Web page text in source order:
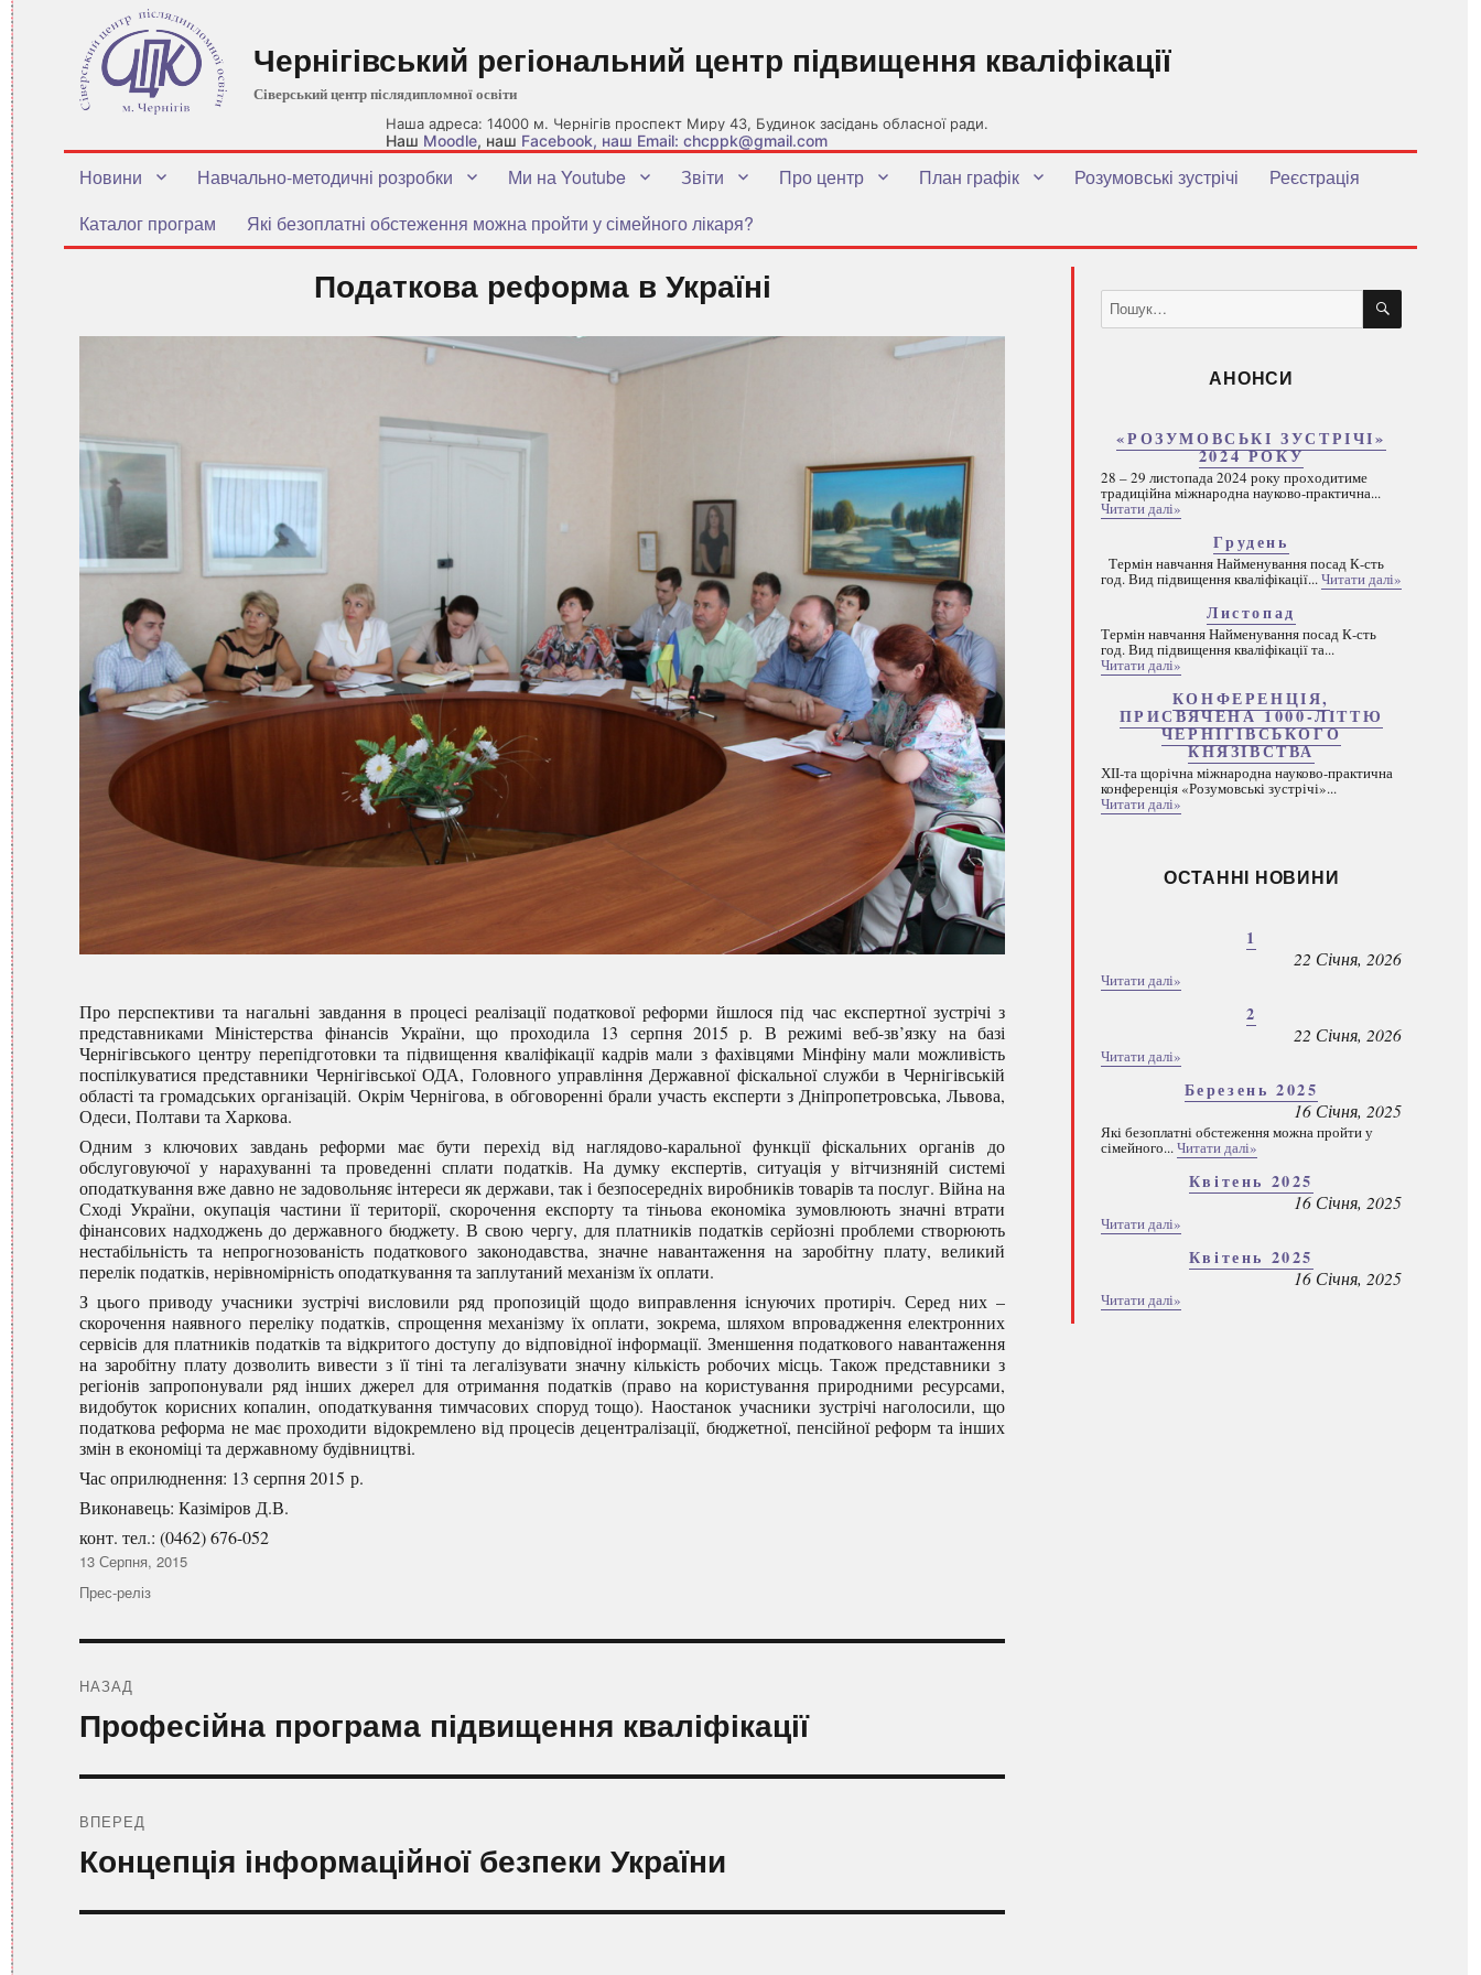
Наша адреса: 14000 м. Чернігів проспект Миру 43, Будинок засідань обласної ради.
Наш Moodle, наш Facebook, наш Email: chcppk@gmail.com
Чернігівський регіональний центр підвищення кваліфікації
Сіверський центр післядипломної освіти
Новини Навчально-методичні розробки Ми на Youtube Звіти Про центр План графік Розумовські зустрічі
Реєстрація
Каталог програм
Які безоплатні обстеження можна пройти у сімейного лікаря?
Податкова реформа в Україні
Про перспективи та нагальні завдання в процесі реалізації податкової реформи йшлося під час експертної зустрічі з
представниками Міністерства фінансів України, що проходила 13 серпня 2015 р. В режимі веб-зв’язку на базі
Чернігівського центру перепідготовки та підвищення кваліфікації кадрів мали з фахівцями Мінфіну мали можливість
поспілкуватися представники Чернігівської ОДА, Головного управління Державної фіскальної служби в Чернігівській
області та громадських організацій. Окрім Чернігова, в обговоренні брали участь експерти з Дніпропетровська, Львова,
Одеси, Полтави та Харкова.
Одним з ключових завдань реформи має бути перехід від наглядово-каральної функції фіскальних органів до
обслуговуючої у нарахуванні та проведенні сплати податків. На думку експертів, ситуація у вітчизняній системі
оподаткування вже давно не задовольняє інтереси як держави, так і безпосередніх виробників товарів та послуг. Війна на
Сході України, окупація частини її території, скорочення експорту та тіньова економіка зумовлюють значні втрати
фінансових надходжень до державного бюджету. В свою чергу, для платників податків серйозні проблеми створюють
нестабільність та непрогнозованість податкового законодавства, значне навантаження на заробітну плату, великий
перелік податків, нерівномірність оподаткування та заплутаний механізм їх оплати.
З цього приводу учасники зустрічі висловили ряд пропозицій щодо виправлення існуючих протиріч. Серед них –
скорочення наявного переліку податків, спрощення механізму їх оплати, зокрема, шляхом впровадження електронних
сервісів для платників податків та відкритого доступу до відповідної інформації. Зменшення податкового навантаження
на заробітну плату дозволить вивести з її тіні та легалізувати значну кількість робочих місць. Також представники з
регіонів запропонували ряд інших джерел для отримання податків (право на користування природними ресурсами,
видобуток корисних копалин, оподаткування тимчасових споруд тощо). Наостанок учасники зустрічі наголосили, що
податкова реформа не має проходити відокремлено від процесів децентралізації, бюджетної, пенсійної реформ та інших
змін в економіці та державному будівництві.
Час оприлюднення: 13 серпня 2015 р.
Виконавець: Казіміров Д.В.
конт. тел.: (0462) 676-052
Оприлюднено
13 Серпня, 2015
Категорії
Прес-реліз
записів
НАЗАД
Попередній
запис:
Професійна програма підвищення кваліфікації
ВПЕРЕД
Наступний
запис:
Концепція інформаційної безпеки України
Пошук
за
ШУКАТИ
АНОНСИ
«РОЗУМОВСЬКІ ЗУСТРІЧІ»
2024 РОКУ
28 – 29 листопада 2024 року проходитиме
традиційна міжнародна науково-практична...
Читати далі»
Грудень
Термін навчання Найменування посад К-сть
год. Вид підвищення кваліфікації...Читати далі»
Листопад
Термін навчання Найменування посад К-сть
год. Вид підвищення кваліфікації та...
Читати далі»
КОНФЕРЕНЦІЯ,
ПРИСВЯЧЕНА 1000-ЛІТТЮ
ЧЕРНІГІВСЬКОГО
КНЯЗІВСТВА
ХІІ-та щорічна міжнародна науково-практична
конференція «Розумовські зустрічі»...
Читати далі»
ОСТАННІ НОВИНИ
1
22 Січня, 2026
Читати далі»
2
22 Січня, 2026
Читати далі»
Березень 2025
16 Січня, 2025
Які безоплатні обстеження можна пройти у
сімейного...Читати далі»
Квітень 2025
16 Січня, 2025
Читати далі»
Квітень 2025
16 Січня, 2025
Читати далі»